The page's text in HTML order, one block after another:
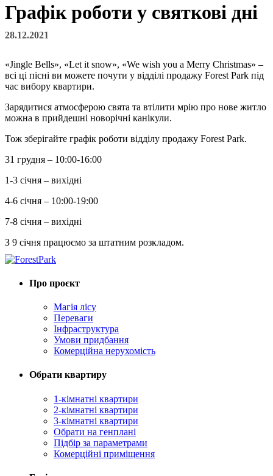
Графік роботи у святкові дні
28.12.2021
«Jingle Bells», «Let it snow», «We wish you a Merry Christmas» –
всі ці пісні ви можете почути у відділі продажу Forest Park під
час вибору квартири.
Зарядитися атмосферою свята та втілити мрію про нове житло
можна в прийдешні новорічні канікули.
Тож зберігайте графік роботи відділу продажу Forest Park.
31 грудня – 10:00-16:00
1-3 січня – вихідні
4-6 січня – 10:00-19:00
7-8 січня – вихідні
З 9 січня працюємо за штатним розкладом.
Про проєкт
Магія лісу
Переваги
Інфраструктура
Умови придбання
Комерційна нерухомість
Обрати квартиру
1-кімнатні квартири
2-кімнатні квартири
3-кімнатні квартири
Обрати на генплані
Підбір за параметрами
Комерційні приміщення